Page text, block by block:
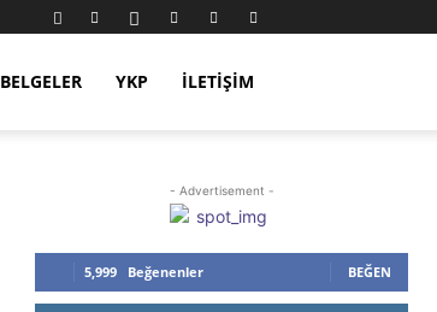
BELGELER YKP İLETIŞIM
- Advertisement -
5,999 Beğenenler BEĞEN